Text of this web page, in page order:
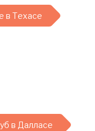
в Техасе
в Далласе